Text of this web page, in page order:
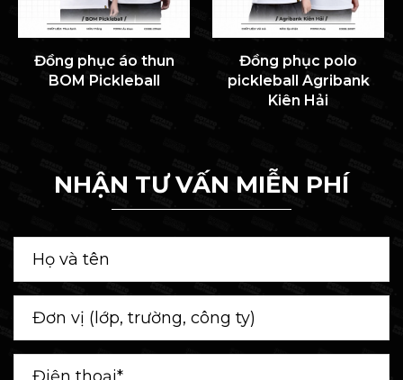
Đồng phục áo thun
BOM Pickleball
Đồng phục polo
pickleball Agribank
Kiên Hải
NHẬN TƯ VẤN MIỄN PHÍ